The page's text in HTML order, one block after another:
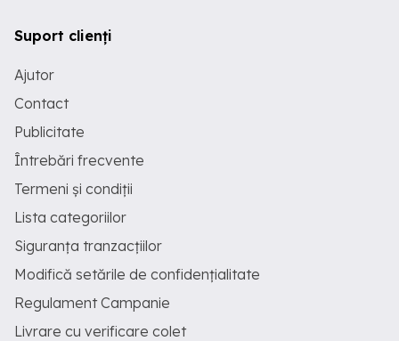
Suport clienți
Ajutor
Contact
Publicitate
Întrebări frecvente
Termeni și condiții
Lista categoriilor
Siguranța tranzacțiilor
Modifică setările de confidențialitate
Regulament Campanie
Livrare cu verificare colet